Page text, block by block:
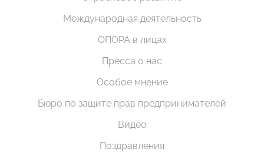
Международная деятельность
ОПОРА в лицах
Пресса о нас
Особое мнение
Бюро по защите прав предпринимателей
Видео
Поздравления